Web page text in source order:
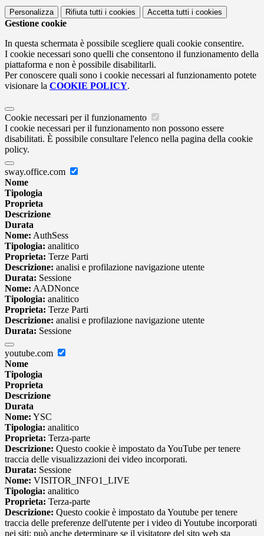
Personalizza Rifiuta tutti i cookies Accetta tutti i cookies
Gestione cookie
In questa schermata è possibile scegliere quali cookie consentire.
I cookie necessari sono quelli che consentono il funzionamento della
piattaforma e non è possibile disabilitarli.
Per conoscere quali sono i cookie necessari al funzionamento potete
visionare la COOKIE POLICY.
Cookie necessari per il funzionamento
I cookie necessari per il funzionamento non possono essere
disabilitati. È possibile consultare l'elenco nella pagina della cookie
policy.
sway.office.com
Nome
Tipologia
Proprieta
Descrizione
Durata
Nome: AuthSess
Tipologia: analitico
Proprieta: Terze Parti
Descrizione: analisi e profilazione navigazione utente
Durata: Sessione
Nome: AADNonce
Tipologia: analitico
Proprieta: Terze Parti
Descrizione: analisi e profilazione navigazione utente
Durata: Sessione
youtube.com
Nome
Tipologia
Proprieta
Descrizione
Durata
Nome: YSC
Tipologia: analitico
Proprieta: Terza-parte
Descrizione: Questo cookie è impostato da YouTube per tenere
traccia delle visualizzazioni dei video incorporati.
Durata: Sessione
Nome: VISITOR_INFO1_LIVE
Tipologia: analitico
Proprieta: Terza-parte
Descrizione: Questo cookie è impostato da Youtube per tenere
traccia delle preferenze dell'utente per i video di Youtube incorporati
nei siti; può anche determinare se il visitatore del sito web sta